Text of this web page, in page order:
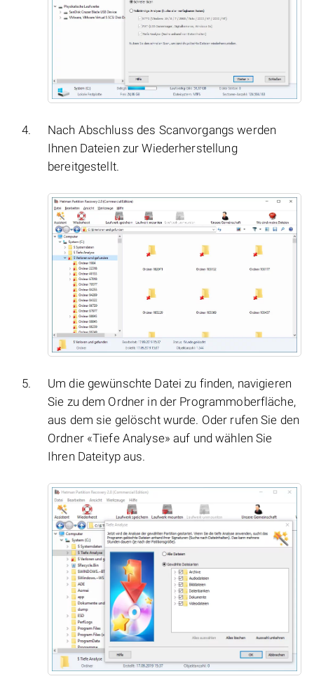
Nach Abschluss des Scanvorgangs werden
Ihnen Dateien zur Wiederherstellung
bereitgestellt.
Um die gewünschte Datei zu finden, navigieren
Sie zu dem Ordner in der Programmoberfläche,
aus dem sie gelöscht wurde. Oder rufen Sie den
Ordner «Tiefe Analyse» auf und wählen Sie
Ihren Dateityp aus.